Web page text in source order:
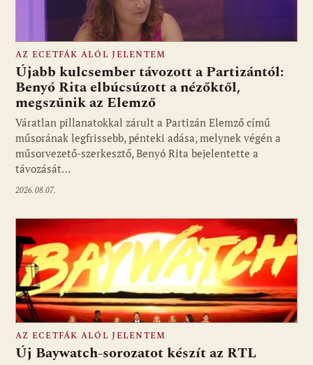
Fotó: media1.hu
AZ ECETFÁK ALÓL JELENTEM
Újabb kulcsember távozott a Partizántól:
Benyó Rita elbúcsúzott a nézőktől,
megszűnik az Elemző
Váratlan pillanatokkal zárult a Partizán Elemző című
műsorának legfrissebb, pénteki adása, melynek végén a
műsorvezető-szerkesztő, Benyó Rita bejelentette a
távozását…
2026.08.07.
AZ ECETFÁK ALÓL JELENTEM
Új Baywatch-sorozatot készít az RTL